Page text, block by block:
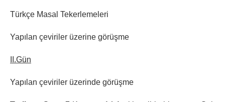
Türkçe Masal Tekerlemeleri
Yapılan çeviriler üzerine görüşme
II.Gün
Yapılan çeviriler üzerinde görüşme